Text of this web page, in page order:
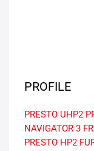
PROFILE
PRESTO UHP2
NAVIGATOR 3
PRESTO HP2